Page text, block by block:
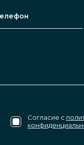
Согласие с